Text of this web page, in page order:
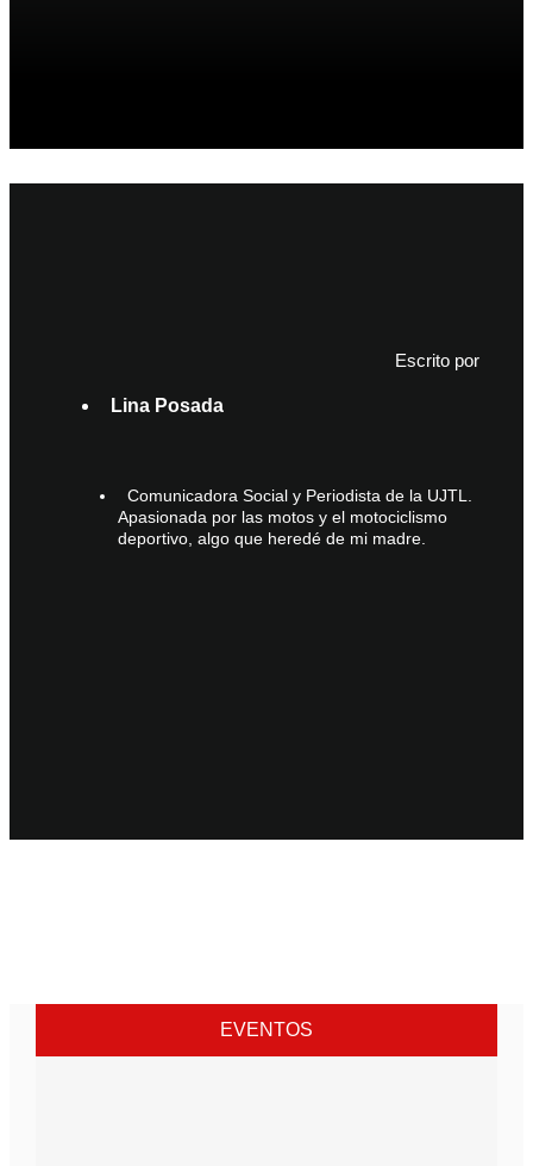
Escrito por
Lina Posada
Comunicadora Social y Periodista de la UJTL.
Apasionada por las motos y el motociclismo
deportivo, algo que heredé de mi madre.
EVENTOS